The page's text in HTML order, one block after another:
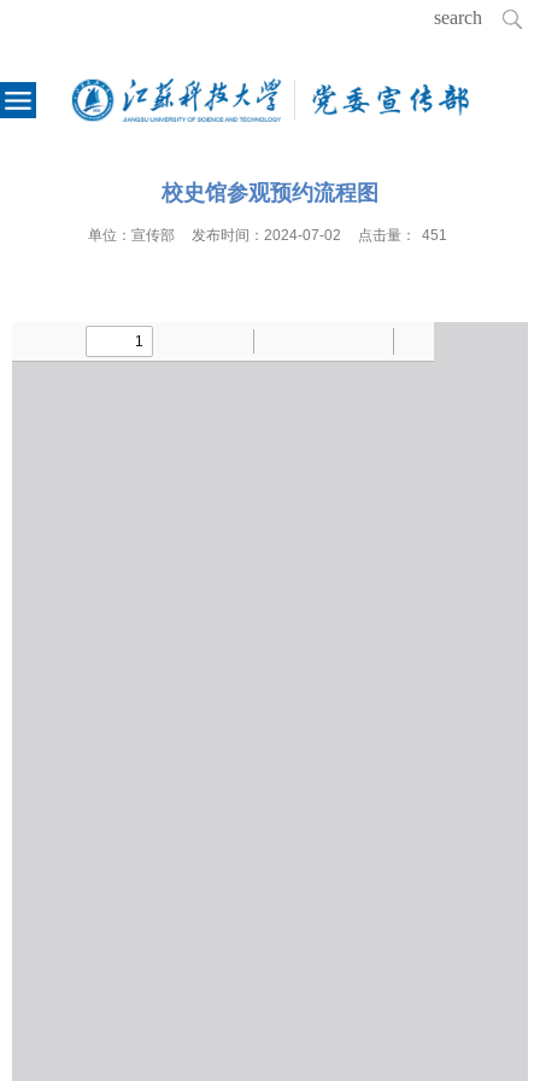
校史馆参观预约流程图
单位： 宣传部 发布时间： 2024-07-02 点击量： 451